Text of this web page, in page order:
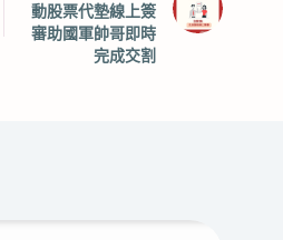
動股票代墊線上簽
審助國軍帥哥即時
完成交割